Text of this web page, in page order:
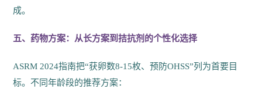
成。
五、药物方案：从长方案到拮抗剂的个性化选择
ASRM 2024指南把“获卵数8-15枚、预防OHSS”列为首要目
标。不同年龄段的推荐方案：